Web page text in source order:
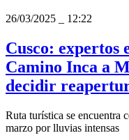
26/03/2025
12:22
Cusco: expertos
Camino Inca a
decidir
Ruta turística se encuentra
marzo por lluvias intensas